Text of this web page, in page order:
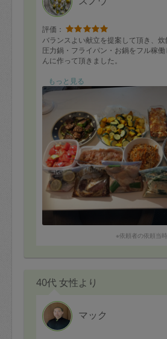
評価：
バランスよい献立を提案して頂き、炊
圧力鍋・フライパン・お鍋をフル稼
んに作って頂きました。
りんごジャム、シンガポールチキンラ
参、長葱チリソース)、ムサカ風、豚
ピーマン&椎茸、ぶり照り焼き(下味)
(下味)、鶏モモ生姜焼き(下味)、きゅ
ーグルト味噌漬け、夏野菜の塩麹胡椒
べれば稲荷、トマト蜂蜜レモン塩麹
健康、食に関する知識が豊富で色々
なりました。こちらの好みに合わせて
て下さり、とても細やか配慮が嬉し
法やアレンジメニューまで丁寧に説
も助かります。
ぜひまた都合あいましたら、お願い
りがとうございました。
もっと見る
※依頼者の依頼当
40代 女性より
マック